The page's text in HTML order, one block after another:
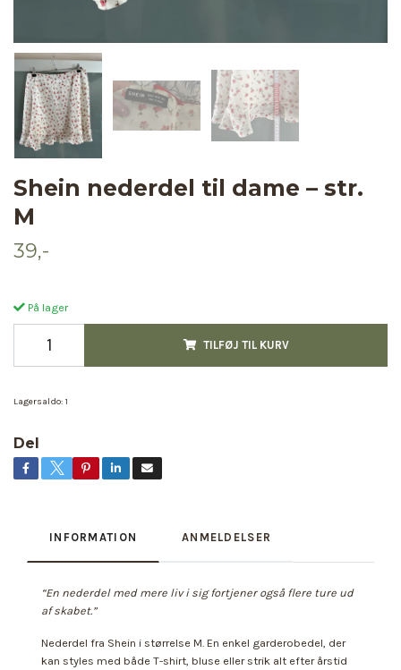
Shein nederdel til dame – str.
M
39,-
På lager
TILFØJ TIL KURV
Lagersaldo: 1
Del
INFORMATION ANMELDELSER
“En nederdel med mere liv i sig fortjener også flere ture ud
af skabet.”
Nederdel fra Shein i størrelse M. En enkel garderobedel, der
kan styles med både T-shirt, bluse eller strik alt efter årstid